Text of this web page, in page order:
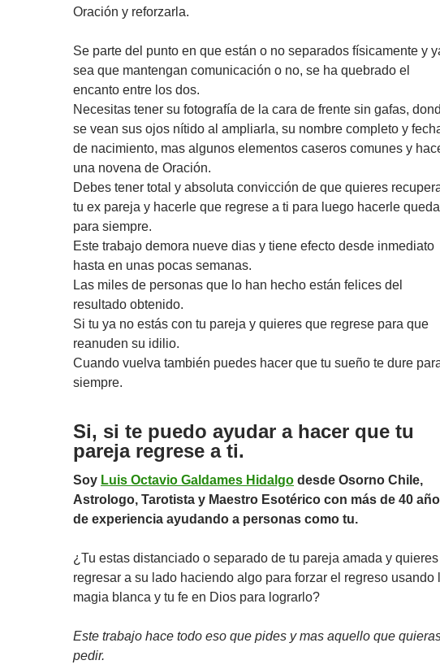
Oración y reforzarla.
Se parte del punto en que están o no separados físicamente y
sea que mantengan comunicación o no, se ha quebrado el
encanto entre los dos.
Necesitas tener su fotografía de la cara de frente sin gafas,
se vean sus ojos nítido al ampliarla, su nombre completo y
de nacimiento, mas algunos elementos caseros comunes y
una novena de Oración.
Debes tener total y absoluta convicción de que quieres
tu ex pareja y hacerle que regrese a ti para luego hacerle
para siempre.
Este trabajo demora nueve dias y tiene efecto desde inmediato
hasta en unas pocas semanas.
Las miles de personas que lo han hecho están felices del
resultado obtenido.
Si tu ya no estás con tu pareja y quieres que regrese para que
reanuden su idilio.
Cuando vuelva también puedes hacer que tu sueño te dure
siempre.
Si, si te puedo ayudar a hacer que tu
pareja regrese a ti.
Soy Luis Octavio Galdames Hidalgo desde Osorno Chile,
Astrologo, Tarotista y Maestro Esotérico con más de 40
de experiencia ayudando a personas como tu.
¿Tu estas distanciado o separado de tu pareja amada y quieres
regresar a su lado haciendo algo para forzar el regreso usando
magia blanca y tu fe en Dios para lograrlo?
Este trabajo hace todo eso que pides y mas aquello que
pedir.